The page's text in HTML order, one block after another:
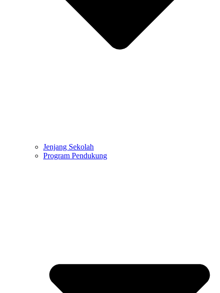
Jenjang Sekolah
Program Pendukung